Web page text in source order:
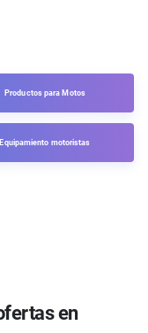
Productos para Motos
Equipamiento motoristas
en